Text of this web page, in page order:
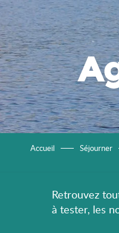
Accueil Séjourner
Retrouvez
à tester, les